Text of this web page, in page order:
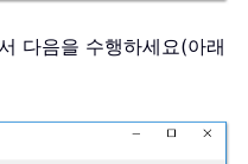
다음을 수행하세요(아래